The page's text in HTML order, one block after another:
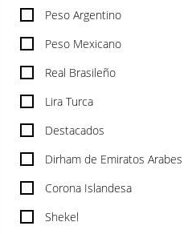
Peso Argentino
Peso Mexicano
Real Brasileño
Lira Turca
Destacados
Dirham de Emiratos Arabes
Corona Islandesa
Shekel